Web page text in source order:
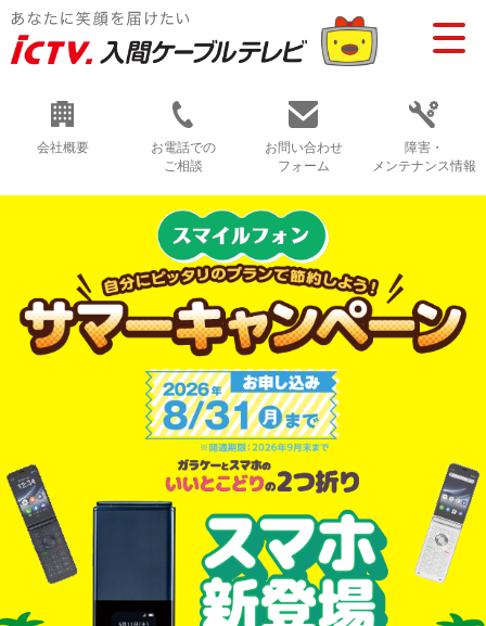
会社概要
お電話での
ご相談
お問い合わせ
フォーム
障害・
メンテナンス情報